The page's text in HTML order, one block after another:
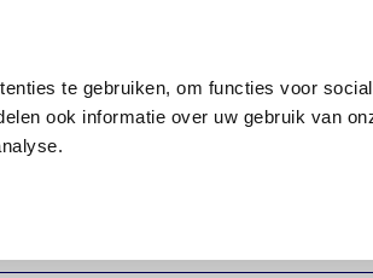
te gebruiken, om functies voor
ook informatie over uw gebruik van